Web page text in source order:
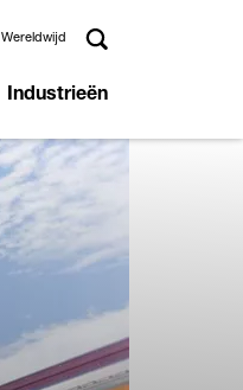
Wereldwijd
Industrieën